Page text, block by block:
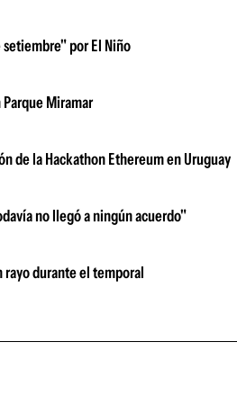
por El Niño
Miramar
de la Hackathon Ethereum en Uruguay
no llegó a ningún acuerdo"
rayo durante el temporal